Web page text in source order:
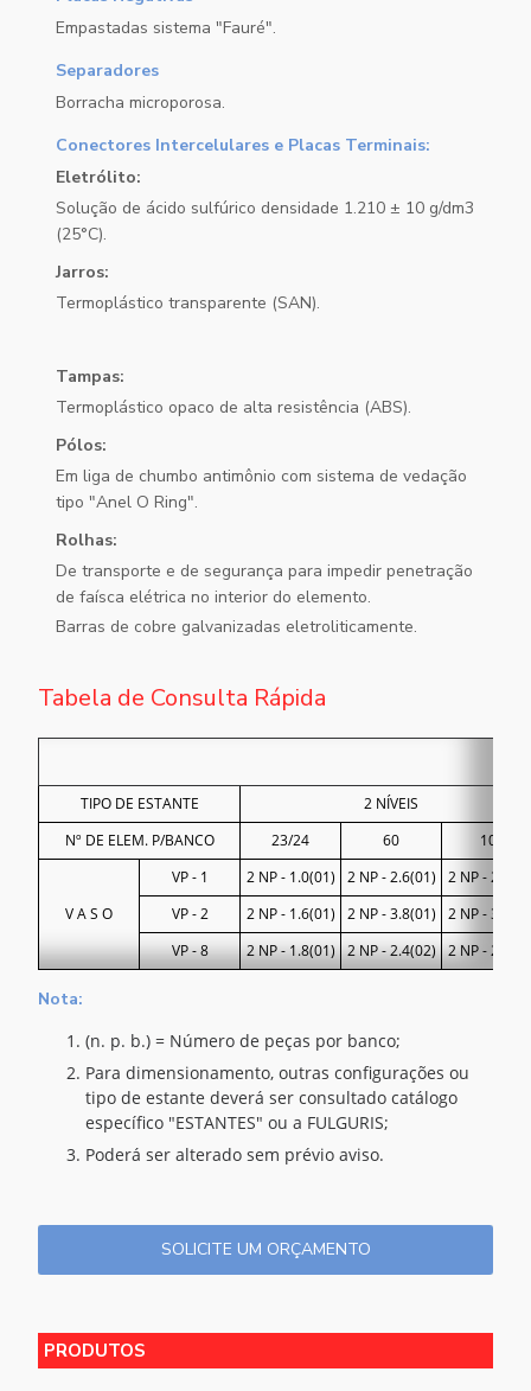
Empastadas sistema "Fauré".
Separadores
Borracha microporosa.
Conectores Intercelulares e Placas Terminais:
Eletrólito:
Solução de ácido sulfúrico densidade 1.210 ± 10 g/dm3
(25°C).
Jarros:
Termoplástico transparente (SAN).
Tampas:
Termoplástico opaco de alta resistência (ABS).
Pólos:
Em liga de chumbo antimônio com sistema de vedação
tipo "Anel O Ring".
Rolhas:
De transporte e de segurança para impedir penetração
de faísca elétrica no interior do elemento.
Barras de cobre galvanizadas eletroliticamente.
Tabela de Consulta Rápida
TIPO DE ESTANTE
2 NÍVEIS
Nº DE ELEM. P/BANCO
23/24 60 108
V A S O
VP - 1 2 NP - 1.0(01) 2 NP - 2.6(01)
2 NP -
VP - 2
2 NP - 1.6(01) 2 NP - 3.8(01)
2 NP -
VP - 8
2 NP - 1.8(01) 2 NP - 2.4(02) 2 NP -
Nota:
(n. p. b.) = Número de peças por banco;
Para dimensionamento, outras configurações ou
tipo de estante deverá ser consultado catálogo
específico "ESTANTES" ou a FULGURIS;
Poderá ser alterado sem prévio aviso.
SOLICITE UM ORÇAMENTO
PRODUTOS